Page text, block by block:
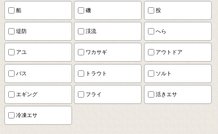
船 磯 投
堤防 渓流 へら
アユ ワカサギ アウトドア
バス トラウト ソルト
エギング フライ 活きエサ
冷凍エサ